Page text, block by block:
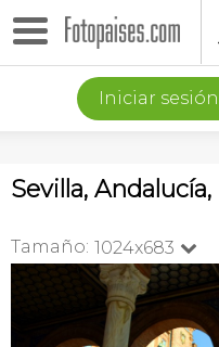
Iniciar sesión
Sevilla, Andalucía,
Tamaño: 1024x683 